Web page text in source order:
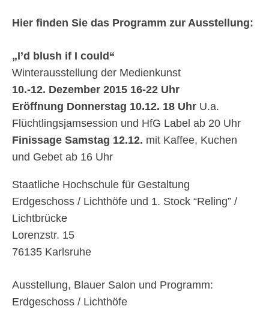
Hier finden Sie das Programm zur Ausstellung:
„I’d blush if I could“
Winterausstellung der Medienkunst
10.-12. Dezember 2015 16-22 Uhr
Eröffnung Donnerstag 10.12. 18 Uhr U.a.
Flüchtlingsjamsession und HfG Label ab 20 Uhr
Finissage Samstag 12.12. mit Kaffee, Kuchen
und Gebet ab 16 Uhr
Staatliche Hochschule für Gestaltung
Erdgeschoss / Lichthöfe und 1. Stock “Reling” /
Lichtbrücke
Lorenzstr. 15
76135 Karlsruhe
Ausstellung, Blauer Salon und Programm:
Erdgeschoss / Lichthöfe